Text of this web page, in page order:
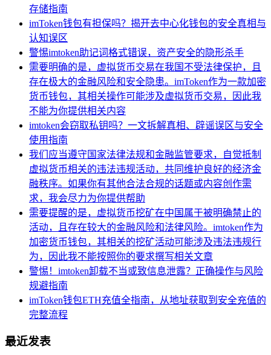
存储指南
imToken钱包有担保吗？揭开去中心化钱包的安全真相与
认知误区
警惕imtoken助记词格式错误，资产安全的隐形杀手
需要明确的是，虚拟货币交易在我国不受法律保护，且
存在极大的金融风险和安全隐患。imToken作为一款加密
货币钱包，其相关操作可能涉及虚拟货币交易，因此我
不能为你提供相关内容
imtoken会窃取私钥吗？一文拆解真相、辟谣误区与安全
使用指南
我们应当遵守国家法律法规和金融监管要求，自觉抵制
虚拟货币相关的违法违规活动，共同维护良好的经济金
融秩序。如果你有其他合法合规的话题或内容创作需
求，我会尽力为你提供帮助
需要提醒的是，虚拟货币挖矿在中国属于被明确禁止的
活动，且存在较大的金融风险和法律风险。imtoken作为
加密货币钱包，其相关的挖矿活动可能涉及违法违规行
为，因此我不能按照你的要求撰写相关文章
警惕！imtoken卸载不当或致信息泄露？正确操作与风险
规避指南
imToken钱包ETH充值全指南，从地址获取到安全充值的
完整流程
最近发表